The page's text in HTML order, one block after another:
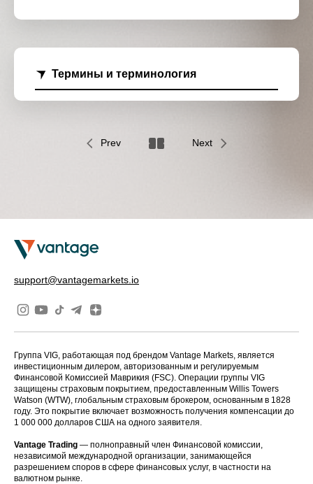
Термины и терминология
Prev Next
support@vantagemarkets.io
Группа VIG, работающая под брендом Vantage Markets, является
инвестиционным дилером, авторизованным и регулируемым
Финансовой Комиссией Маврикия (FSC). Операции группы VIG
защищены страховым покрытием, предоставленным Willis Towers
Watson (WTW), глобальным страховым брокером, основанным в 1828
году. Это покрытие включает возможность получения компенсации до
1 000 000 долларов США на одного заявителя.
Vantage Trading — полноправный член Финансовой комиссии,
независимой международной организации, занимающейся
разрешением споров в сфере финансовых услуг, в частности на
валютном рынке.